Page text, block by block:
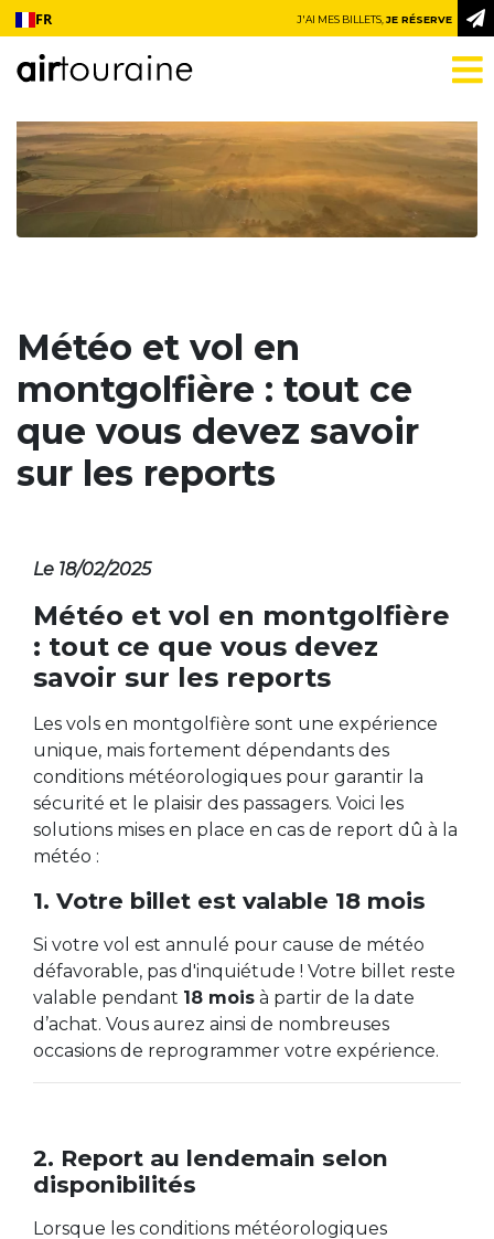
Aller au contenu
FR J'AI MES BILLETS,JE RÉSERVE
Météo et vol en
montgolfière : tout ce
que vous devez savoir
sur les reports
Le 18/02/2025
Météo et vol en montgolfière
: tout ce que vous devez
savoir sur les reports
Les vols en montgolfière sont une expérience
unique, mais fortement dépendants des
conditions météorologiques pour garantir la
sécurité et le plaisir des passagers. Voici les
solutions mises en place en cas de report dû à la
météo :
1. Votre billet est valable 18 mois
Si votre vol est annulé pour cause de météo
défavorable, pas d'inquiétude ! Votre billet reste
valable pendant 18 mois à partir de la date
d’achat. Vous aurez ainsi de nombreuses
occasions de reprogrammer votre expérience.
2. Report au lendemain selon
disponibilités
Lorsque les conditions météorologiques